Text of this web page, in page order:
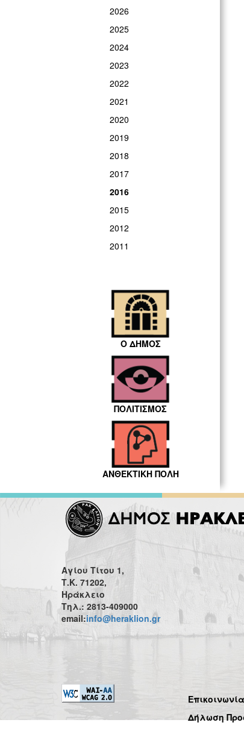
2026
2025
2024
2023
2022
2021
2020
2019
2018
2017
2016
2015
2012
2011
Ο ΔΗΜΟΣ
ΠΟΛΙΤΙΣΜΟΣ
ΑΝΘΕΚΤΙΚΗ ΠΟΛΗ
Αγίου Τίτου 1,
Τ.Κ. 71202,
Ηράκλειο
Τηλ.: 2813-409000
email:info@heraklion.gr
Επικοινωνία
Δήλωση